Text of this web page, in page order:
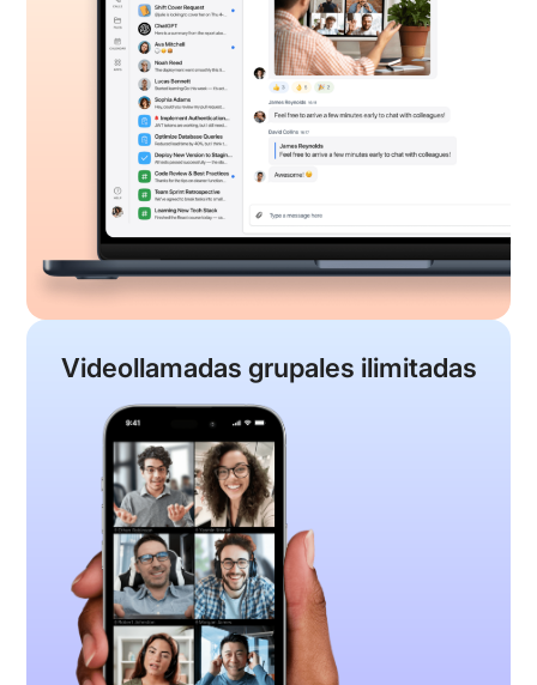
Videollamadas grupales ilimitadas